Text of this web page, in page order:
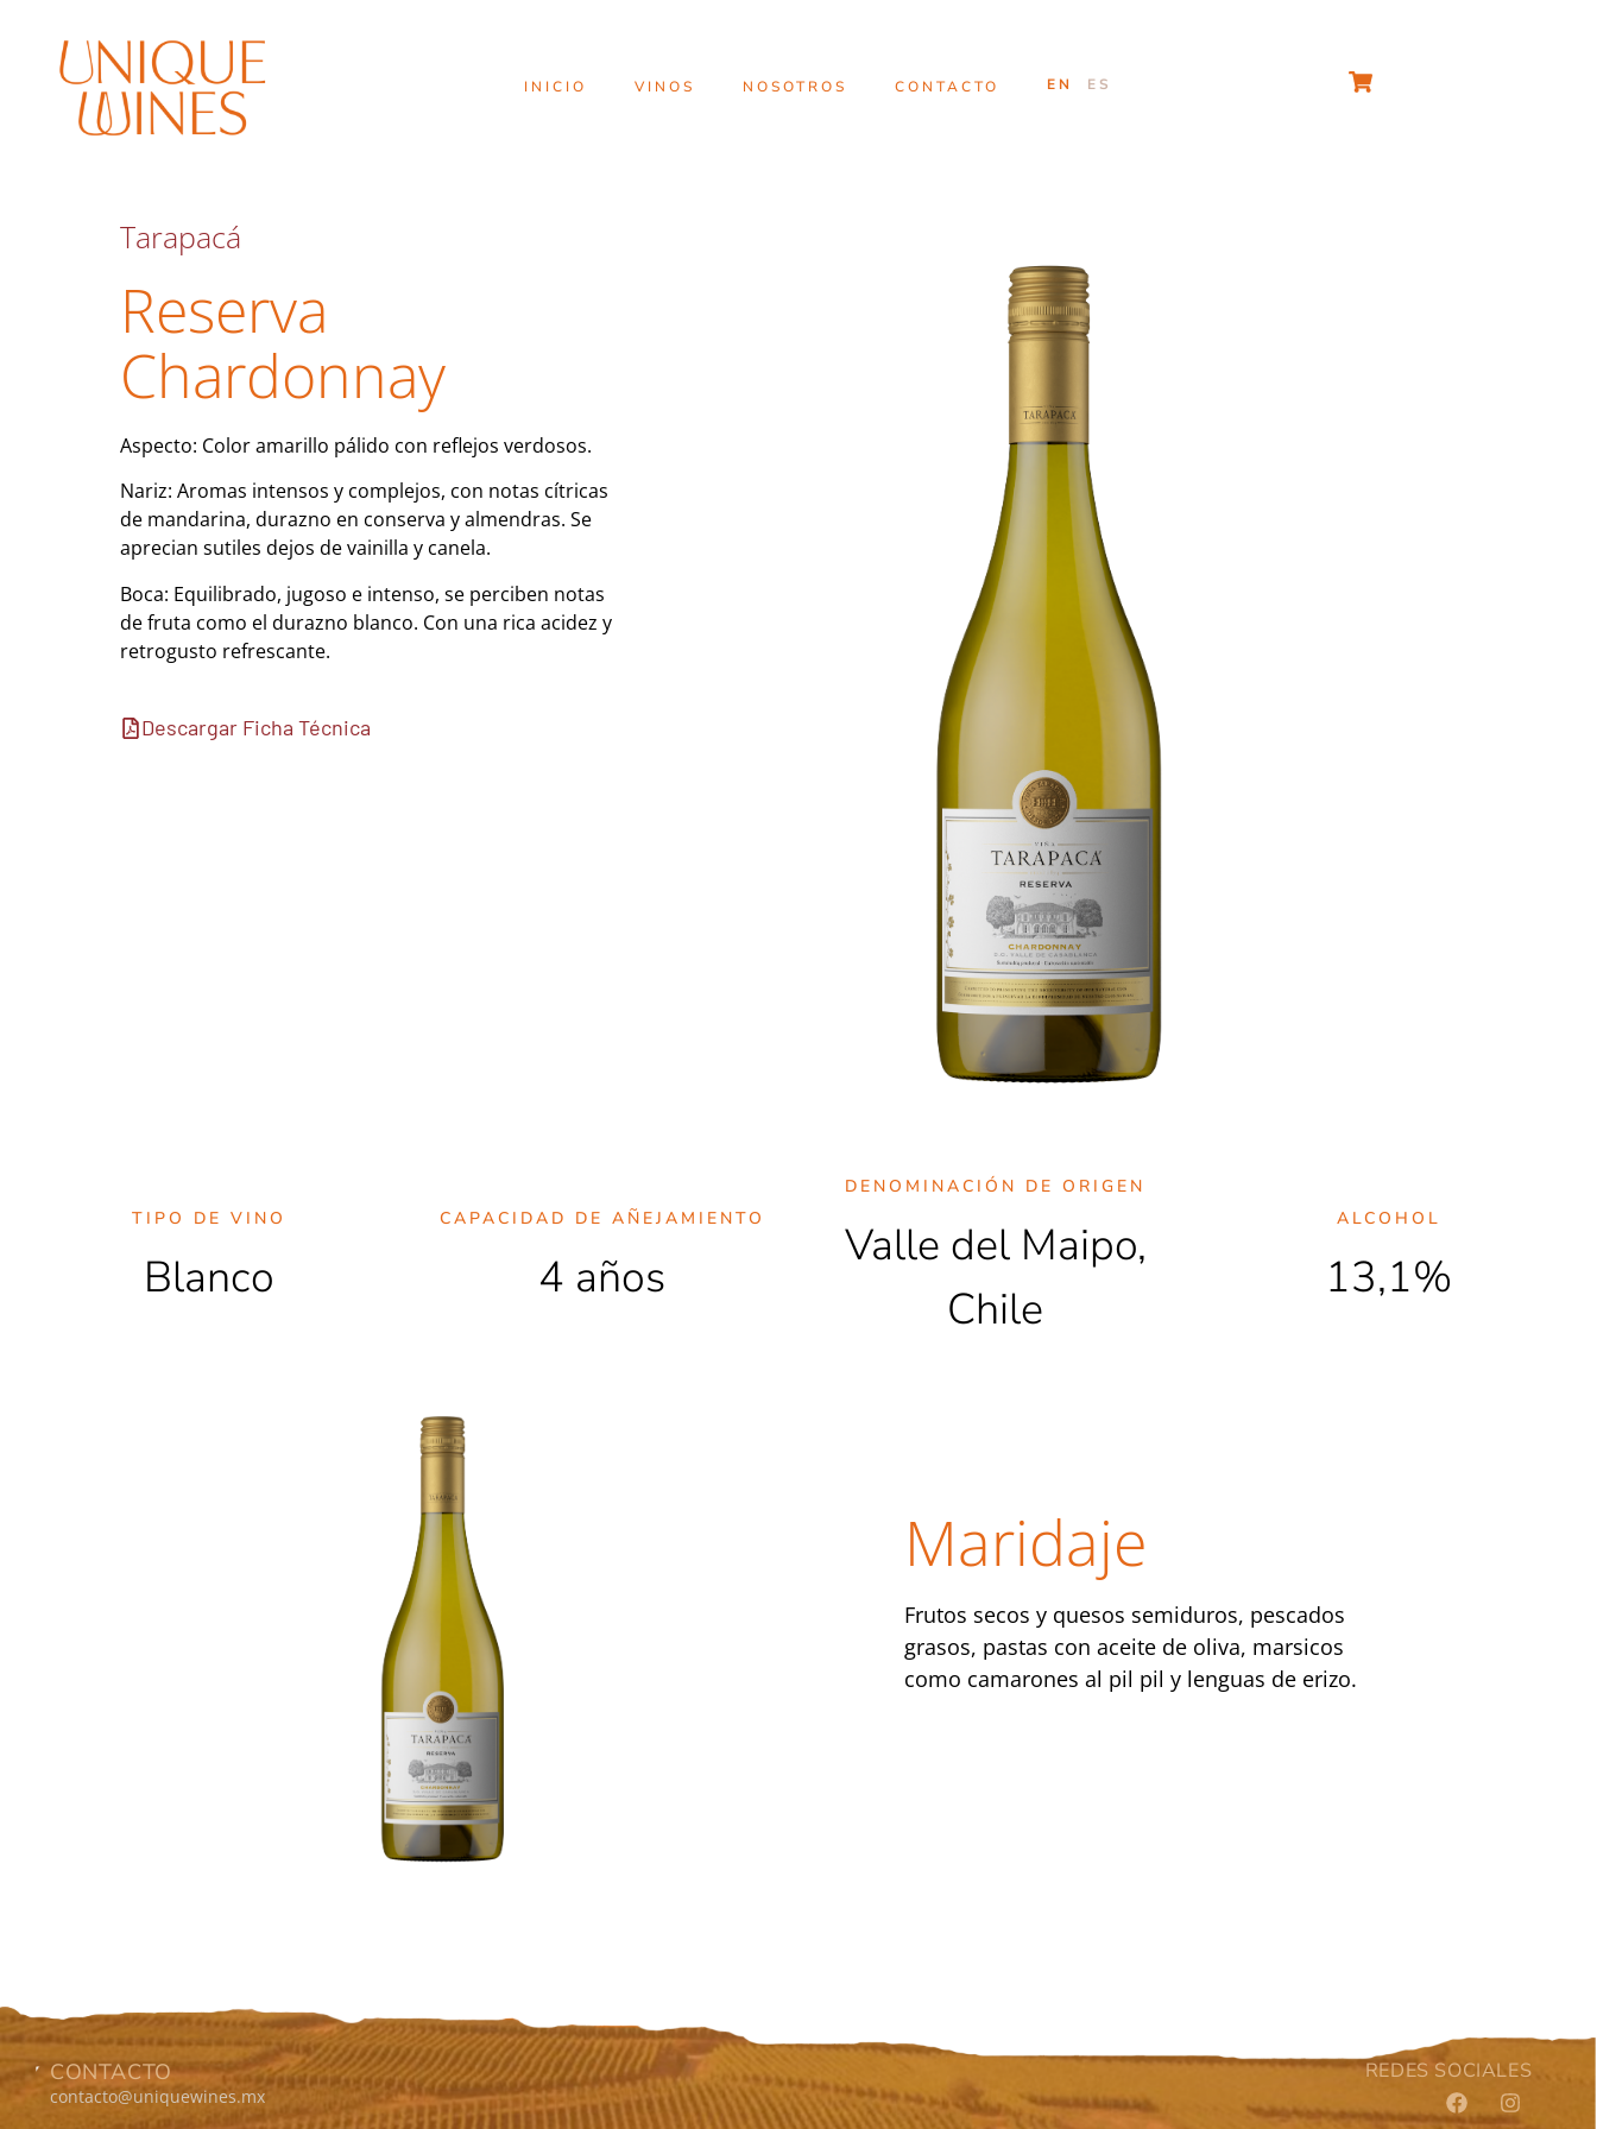
INICIO VINOS NOSOTROS CONTACTO
Tarapacá
Reserva
Chardonnay
Aspecto: Color amarillo pálido con reflejos verdosos.
Nariz: Aromas intensos y complejos, con notas cítricas
de mandarina, durazno en conserva y almendras. Se
aprecian sutiles dejos de vainilla y canela.
Boca: Equilibrado, jugoso e intenso, se perciben notas
de fruta como el durazno blanco. Con una rica acidez y
retrogusto refrescante.
Descargar Ficha Técnica
TIPO DE VINO
Blanco
CAPACIDAD DE AÑEJAMIENTO
4 años
DENOMINACIÓN DE ORIGEN
Valle del Maipo,
Chile
ALCOHOL
13,1%
Maridaje
Frutos secos y quesos semiduros, pescados
grasos, pastas con aceite de oliva, marsicos
como camarones al pil pil y lenguas de erizo.
CONTACTO
contacto@uniquewines.mx
REDES SOCIALES